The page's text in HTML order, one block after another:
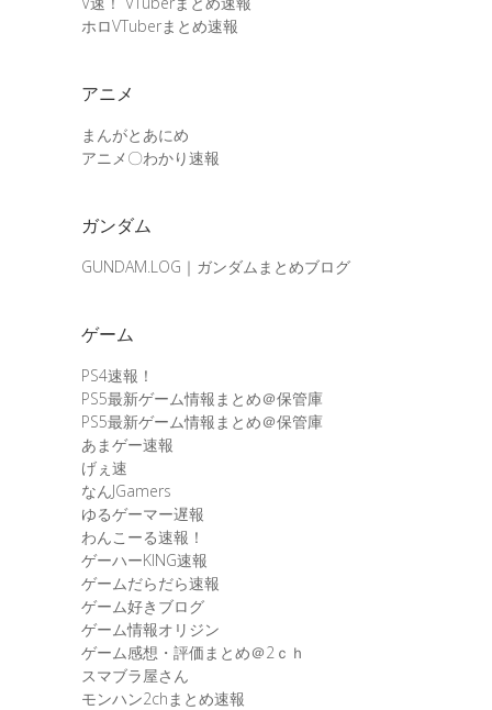
ホロVTuberまとめ速報
アニメ
まんがとあにめ
アニメ〇わかり速報
ガンダム
GUNDAM.LOG｜ガンダムまとめブログ
ゲーム
PS4速報！
PS5最新ゲーム情報まとめ＠保管庫
PS5最新ゲーム情報まとめ＠保管庫
あまゲー速報
げぇ速
なんJGamers
ゆるゲーマー遅報
わんこーる速報！
ゲーハーKING速報
ゲームだらだら速報
ゲーム好きブログ
ゲーム情報オリジン
ゲーム感想・評価まとめ＠2ｃｈ
スマブラ屋さん
モンハン2chまとめ速報